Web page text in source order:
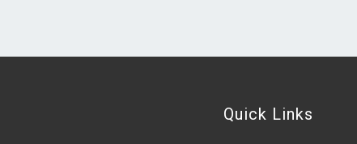
Quick Links